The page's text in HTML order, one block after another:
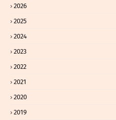
2026
2025
2024
2023
2022
2021
2020
2019